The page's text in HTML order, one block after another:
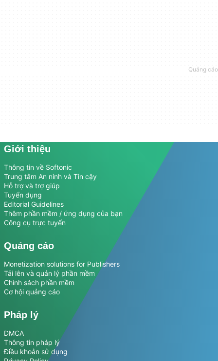
Giới thiệu
Thông tin về Softonic
Trung tâm An ninh và Tin cậy
Hỗ trợ và trợ giúp
Tuyển dụng
Editorial Guidelines
Thêm phần mềm / ứng dụng của bạn
Công cụ trực tuyến
Quảng cáo
Monetization solutions for Publishers
Tải lên và quản lý phần mềm
Chính sách phần mềm
Cơ hội quảng cáo
Pháp lý
DMCA
Thông tin pháp lý
Điều khoản sử dụng